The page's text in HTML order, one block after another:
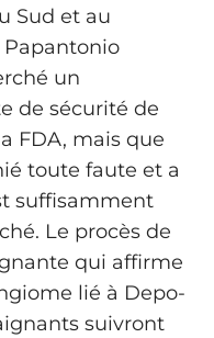
Sud et au
Papantonio
un
de sécurité de
FDA, mais que
toute faute et a
suffisamment
Le procès de
qui affirme
lié à Depo-
suivront